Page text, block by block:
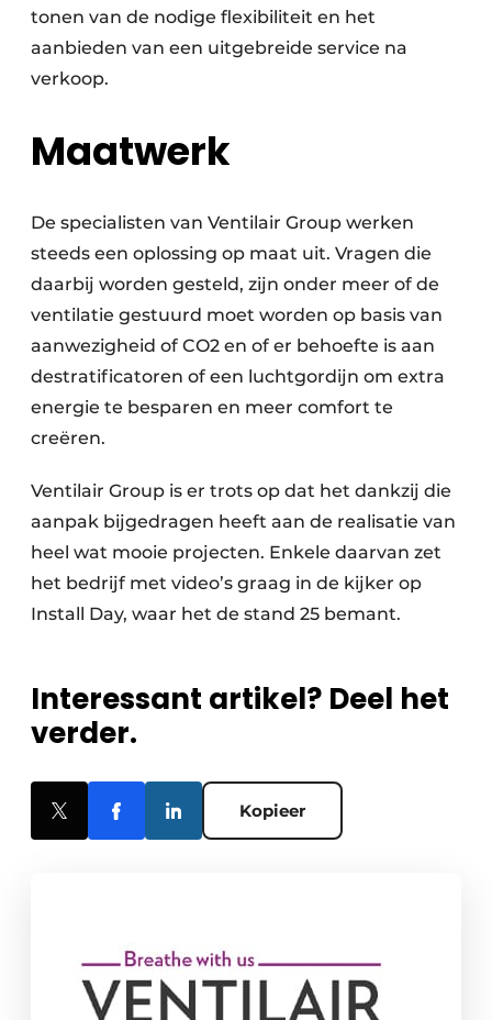
tonen van de nodige flexibiliteit en het
aanbieden van een uitgebreide service na
verkoop.
Maatwerk
De specialisten van Ventilair Group werken
steeds een oplossing op maat uit. Vragen die
daarbij worden gesteld, zijn onder meer of de
ventilatie gestuurd moet worden op basis van
aanwezigheid of CO2 en of er behoefte is aan
destratificatoren of een luchtgordijn om extra
energie te besparen en meer comfort te
creëren.
Ventilair Group is er trots op dat het dankzij die
aanpak bijgedragen heeft aan de realisatie van
heel wat mooie projecten. Enkele daarvan zet
het bedrijf met video’s graag in de kijker op
Install Day, waar het de stand 25 bemant.
Interessant artikel? Deel het
verder.
Kopieer